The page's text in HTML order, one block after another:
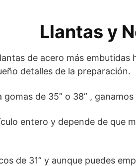
Llantas y
de acero más
detalles de la preparación.
de 35” o 38” ,
entero y depende de que
de 31” y aunque puedes